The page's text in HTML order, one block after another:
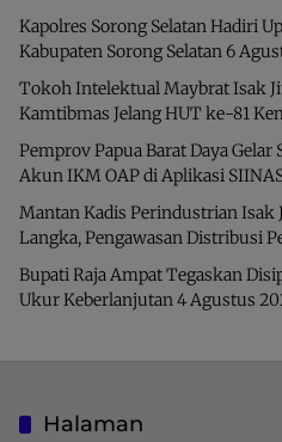
Kapolres Sorong Selatan Hadiri
Kabupaten Sorong Selatan6
Tokoh Intelektual Maybrat Isak
Kamtibmas Jelang HUT ke-81
Pemprov Papua Barat Daya
Akun IKM OAP di Aplikasi
Mantan Kadis Perindustrian Isak
Langka, Pengawasan Distribusi
Bupati Raja Ampat Tegaskan
Ukur Keberlanjutan4 Agustus
Halaman